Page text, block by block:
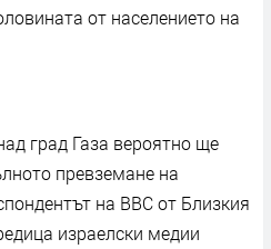
от населението на
град Газа вероятно ще
превземане на
на BBC от Близкия
израелски медии